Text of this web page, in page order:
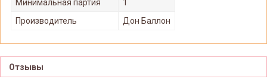
Минимальная партия
1
Производитель
Дон Баллон
Отзывы